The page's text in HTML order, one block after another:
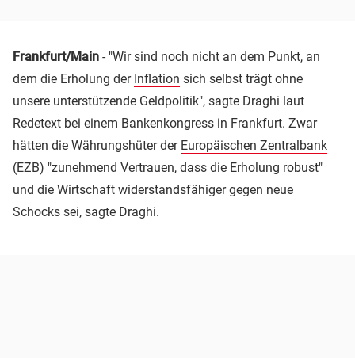
Frankfurt/Main - "Wir sind noch nicht an dem Punkt, an
dem die Erholung der Inflation sich selbst trägt ohne
unsere unterstützende Geldpolitik", sagte Draghi laut
Redetext bei einem Bankenkongress in Frankfurt. Zwar
hätten die Währungshüter der Europäischen Zentralbank
(EZB) "zunehmend Vertrauen, dass die Erholung robust"
und die Wirtschaft widerstandsfähiger gegen neue
Schocks sei, sagte Draghi.